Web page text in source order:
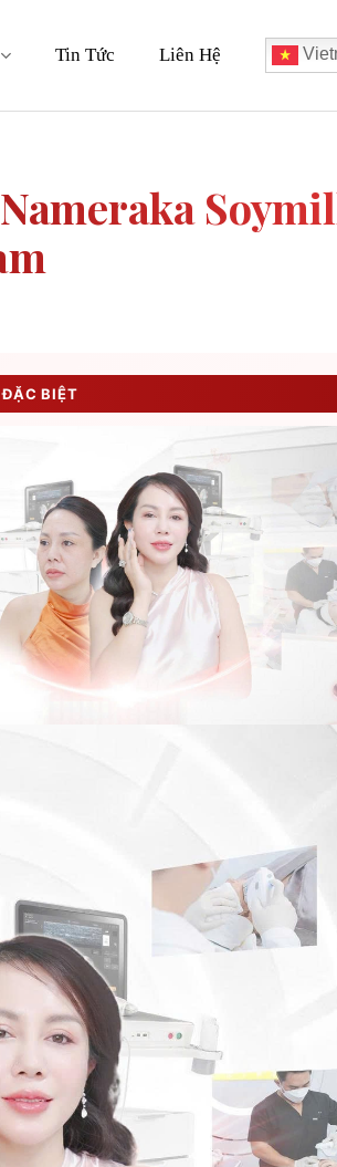
Tin Tức Liên Hệ
BIỆT